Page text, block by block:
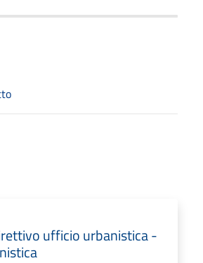
ufficio urbanistica -